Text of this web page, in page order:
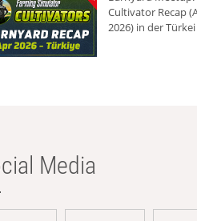
Cultivator Recap
2026) in der Türkei
Media